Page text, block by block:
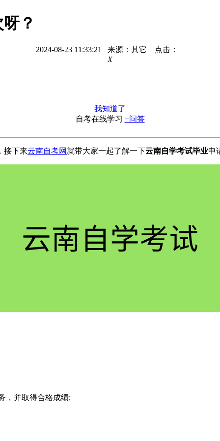
？
2024-08-23 11:33:21 来源：其它 点击：
X
我知道了
自考在线学习 +问答
接下来云南自考网 就带大家一起了解一下云南自学考试毕业申
并取得合格成绩;